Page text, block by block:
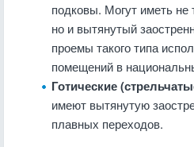
подковы. Могут иметь не
но и вытянутый
проемы такого типа
помещений в
Готические
имеют вытянутую
плавных переходов.